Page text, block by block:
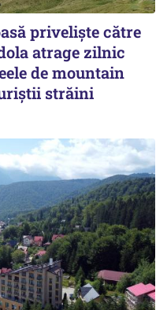
priveliște către
atrage zilnic
de mountain
străini